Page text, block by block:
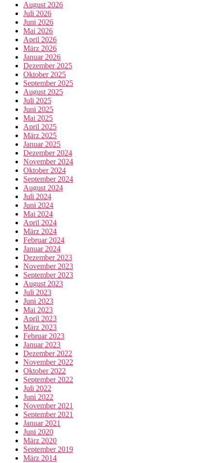
August 2026
Juli 2026
Juni 2026
Mai 2026
April 2026
März 2026
Januar 2026
Dezember 2025
Oktober 2025
September 2025
August 2025
Juli 2025
Juni 2025
Mai 2025
April 2025
März 2025
Januar 2025
Dezember 2024
November 2024
Oktober 2024
September 2024
August 2024
Juli 2024
Juni 2024
Mai 2024
April 2024
März 2024
Februar 2024
Januar 2024
Dezember 2023
November 2023
September 2023
August 2023
Juli 2023
Juni 2023
Mai 2023
April 2023
März 2023
Februar 2023
Januar 2023
Dezember 2022
November 2022
Oktober 2022
September 2022
Juli 2022
Juni 2022
November 2021
September 2021
Januar 2021
Juni 2020
März 2020
September 2019
März 2014